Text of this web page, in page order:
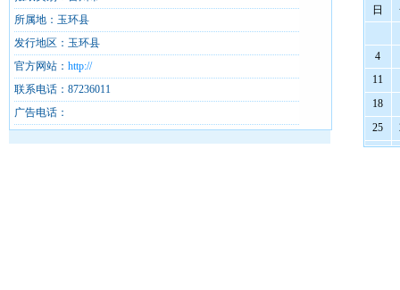
所属地：玉环县
发行地区：玉环县
官方网站： http://
联系电话：87236011
广告电话：
日
4
11
18
25